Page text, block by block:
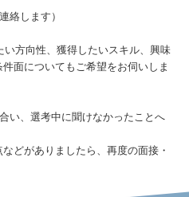
絡します）
方向性、獲得したいスキル、興味
面についてもご希望をお伺いしま
い、選考中に聞けなかったことへ
どがありましたら、再度の面接・